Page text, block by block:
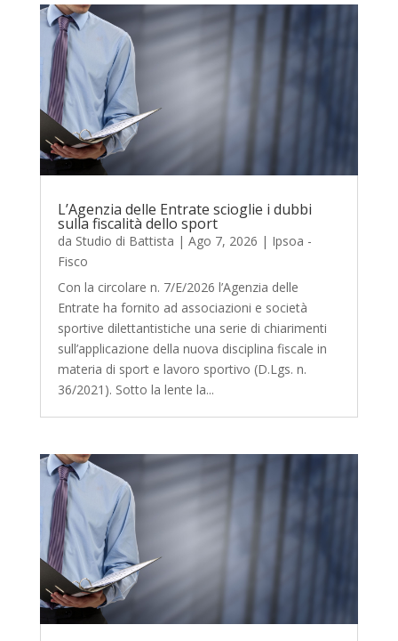
L’Agenzia delle Entrate scioglie i dubbi
sulla fiscalità dello sport
da Studio di Battista | Ago 7, 2026 | Ipsoa -
Fisco
Con la circolare n. 7/E/2026 l’Agenzia delle
Entrate ha fornito ad associazioni e società
sportive dilettantistiche una serie di chiarimenti
sull’applicazione della nuova disciplina fiscale in
materia di sport e lavoro sportivo (D.Lgs. n.
36/2021). Sotto la lente la...